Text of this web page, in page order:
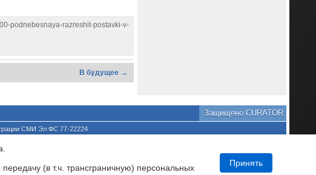
podnebesnaya-razreshit-postavki-v-
В будущее →
Защищено CURATOR
СМИ Эл ФС 77-22224
документа является нарушением
(в т.ч. трансграничную) персональных
Принять